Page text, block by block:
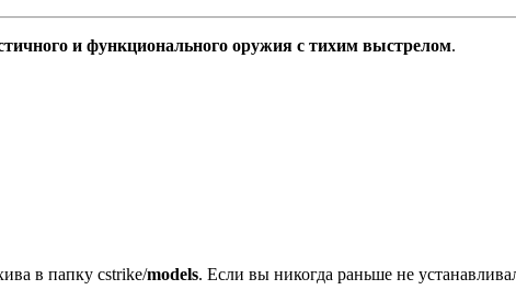
и функционального оружия с тихим выстрелом.
в папку cstrike/models. Если вы никогда раньше не